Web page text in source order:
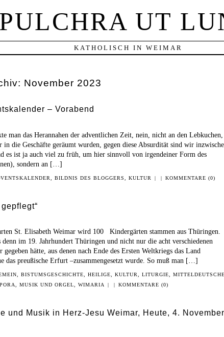
PULCHRA UT
KATHOLISCH IN WEIMAR
November 2023
– Vorabend
man das Herannahen der adventlichen Zeit, nein, nicht an den Lebkuchen,
in die Geschäfte geräumt wurden, gegen diese Absurdität sind wir
es ist ja auch viel zu früh, um hier sinnvoll von irgendeiner Form des
sondern an […]
,BILDNIS DES BLOGGERS ,KULTUR | | KOMMENTARE (0)
St. Elisabeth Weimar wird 100 Kindergärten stammen aus Thüringen.
im 19. Jahrhundert Thüringen und nicht nur die acht verschiedenen
hätte, aus denen nach Ende des Ersten Weltkriegs das Land
das preußische Erfurt –zusammengesetzt wurde. So muß man […]
BISTUMSGESCHICHTE HEILIGE KULTUR LITURGIE
MITTELDEUTSCHE
,MUSIK UND ORGEL ,WIMARIA | | KOMMENTARE (0)
und Musik in Herz-Jesu Weimar, Heute, 4.